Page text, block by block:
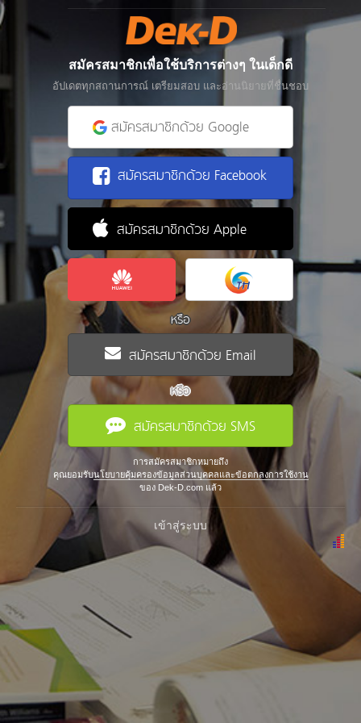
สมัครสมาชิกเพื่อใช้บริการต่างๆ ในเด็กดี
อัปเดตทุกสถานการณ์ เตรียมสอบ และอ่านนิยายที่ชื่นชอบ
สมัครสมาชิกด้วย Google
สมัครสมาชิกด้วย Facebook
สมัครสมาชิกด้วย Apple
หรือ
สมัครสมาชิกด้วย Email
หรือ
สมัครสมาชิกด้วย SMS
การสมัครสมาชิกหมายถึง
คุณยอมรับนโยบายคุ้มครองข้อมูลส่วนบุคคลและข้อตกลงการใช้งาน
ของ Dek-D.com แล้ว
เข้าสู่ระบบ